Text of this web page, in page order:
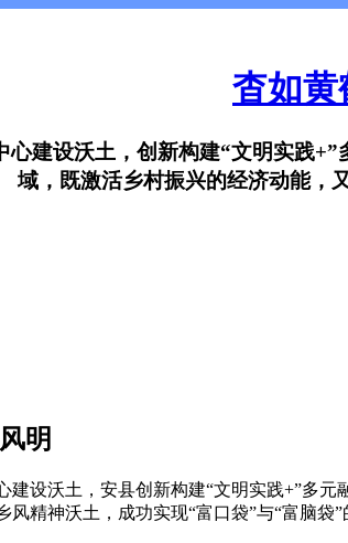
杳如黄
建设沃土，创新构建“文明实践
域，既激活乡村振兴的经济动能，
明
设沃土，安县创新构建“文明实践+”多元
精神沃土，成功实现“富口袋”与“富脑袋